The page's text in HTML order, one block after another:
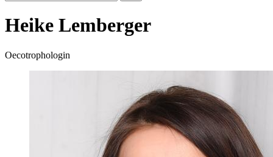
Heike Lemberger
Oecotrophologin